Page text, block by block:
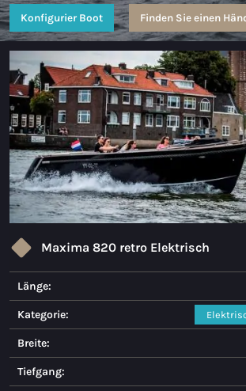
Maxima 35
Maxima 37 kabine
Alle Coastal modelle
Schaluppen
Maxima 490
Maxima 550
Maxima 600
Maxima 620 Retro MC
Maxima 720 retro
Maxima 730
Konfigurier Boot Finden Sie einen
Maxima 820 retro Elektrisch
Länge:
Kategorie:
Breite:
Tiefgang: